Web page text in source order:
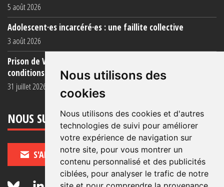
Nous utilisons des
cookies
Nous utilisons des cookies et d'autres
technologies de suivi pour améliorer
votre expérience de navigation sur
notre site, pour vous montrer un
contenu personnalisé et des publicités
ciblées, pour analyser le trafic de notre
5 août 2026
Adolescent·es incarcéré·es : une faillite collective
3 août 2026
Prison de Vendin-le-Vieil : témoignage de familles sur les
conditions (...)
31 juillet 2026
NOUS SUIVRE
S'ABONNER